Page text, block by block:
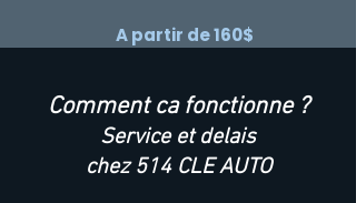
A partir de 160$
Demandez un devis
Comment ca fonctionne ?
Service et delais
chez 514 CLE AUTO